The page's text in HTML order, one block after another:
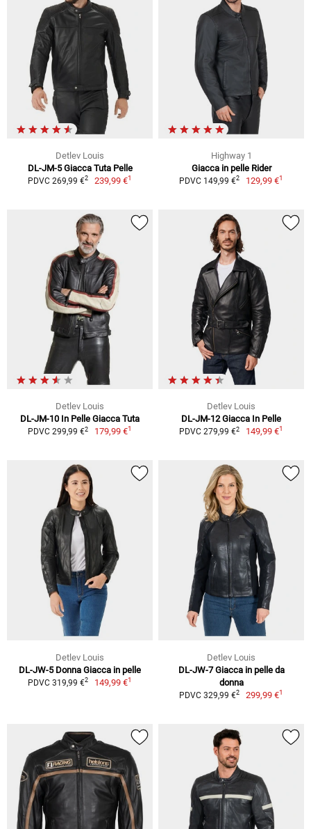
Detlev Louis
DL-JM-5 Giacca Tuta Pelle
PDVC 269,99 €2 239,99 €1
Highway 1
Giacca in pelle Rider
PDVC 149,99 €2 129,99 €1
Detlev Louis
DL-JM-10 In Pelle Giacca Tuta
PDVC 299,99 €2 179,99 €1
Detlev Louis
DL-JM-12 Giacca In Pelle
PDVC 279,99 €2 149,99 €1
Detlev Louis
DL-JW-5 Donna Giacca in pelle
PDVC 319,99 €2 149,99 €1
Detlev Louis
DL-JW-7 Giacca in pelle da
donna
PDVC 329,99 €2 299,99 €1